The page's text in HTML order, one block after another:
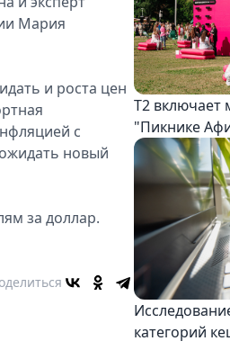
Мария
и роста цен
с
новый
за доллар.
Т2
"Пикнике
категорий